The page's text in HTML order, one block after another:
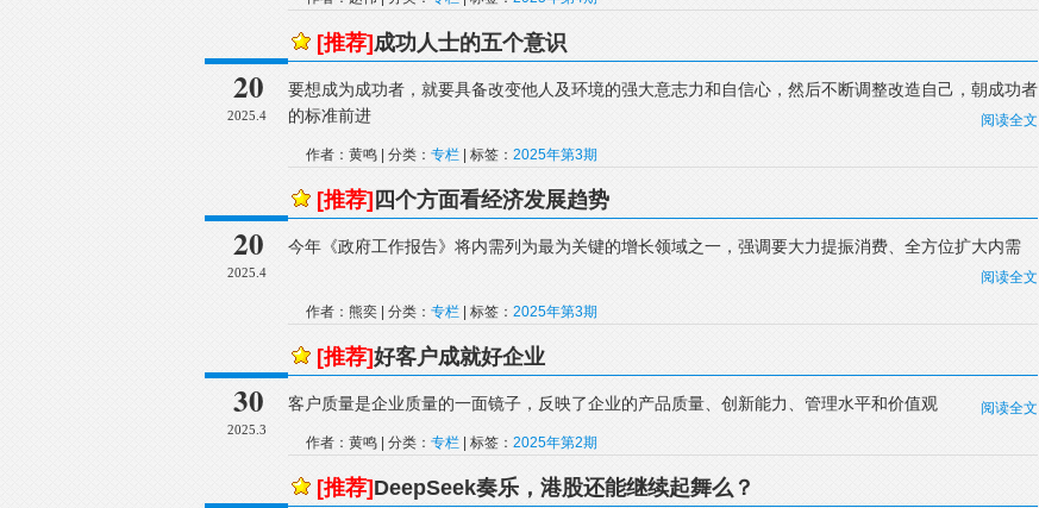
20
2025.4
[推荐] 成功人士的五个意识
要想成为成功者，就要具备改变他人及环境的强大意志力和自信心，然后不断调整改造自己，朝成功者
的标准前进
阅读全文
作者：黄鸣 | 分类： 专栏 | 标签： 2025年第3期
20
2025.4
[推荐] 四个方面看经济发展趋势
今年《政府工作报告》将内需列为最为关键的增长领域之一，强调要大力提振消费、全方位扩大内需
阅读全文
作者：熊奕 | 分类： 专栏 | 标签： 2025年第3期
30
2025.3
[推荐]好客户成就好企业
客户质量是企业质量的一面镜子，反映了企业的产品质量、创新能力、管理水平和价值观 阅读全文
作者：黄鸣 | 分类： 专栏 | 标签： 2025年第2期
[推荐] DeepSeek奏乐，港股还能继续起舞么？